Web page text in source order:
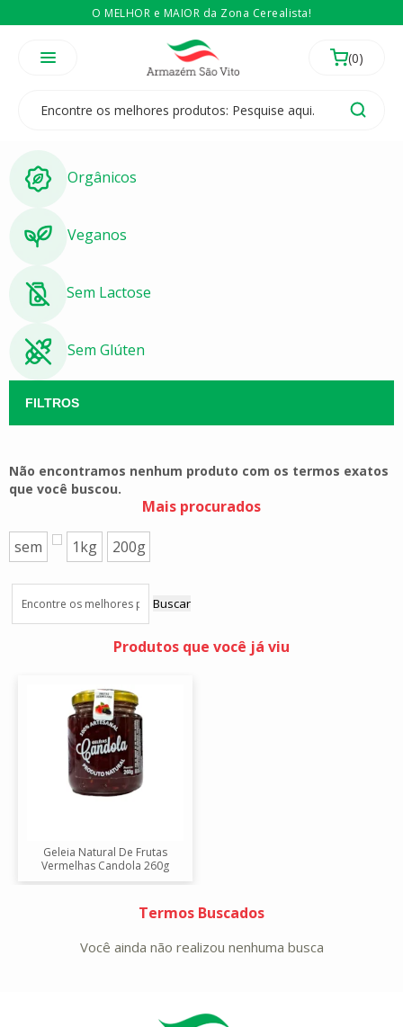
O MELHOR e MAIOR da Zona Cerealista!
Temos 3 lojas físicas na Zona Cerealista de São Paulo!
É revendedor? EntãoCompre no atacado
Orgânicos
Veganos
Sem Lactose
Sem Glúten
Não encontramos nenhum produto com os termos exatos
que você buscou.
Mais procurados
sem 1kg 200g
Buscar
Produtos que você já viu
Geleia Natural De Frutas
Vermelhas Candola 260g
Termos Buscados
Você ainda não realizou nenhuma busca